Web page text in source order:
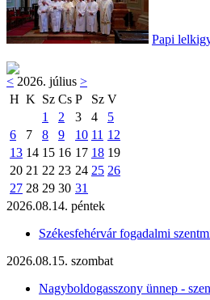
Papi
< 2026. július >
H K Sz Cs P Sz V
1
2 3 4
5
6
7 8 9 10 11 12
13 14 15 16 17 18 19
20 21 22 23 24 25 26
27 28 29 30 31
2026.08.14. péntek
Székesfehérvár fogadalmi
2026.08.15. szombat
Nagyboldogasszony ünnep -